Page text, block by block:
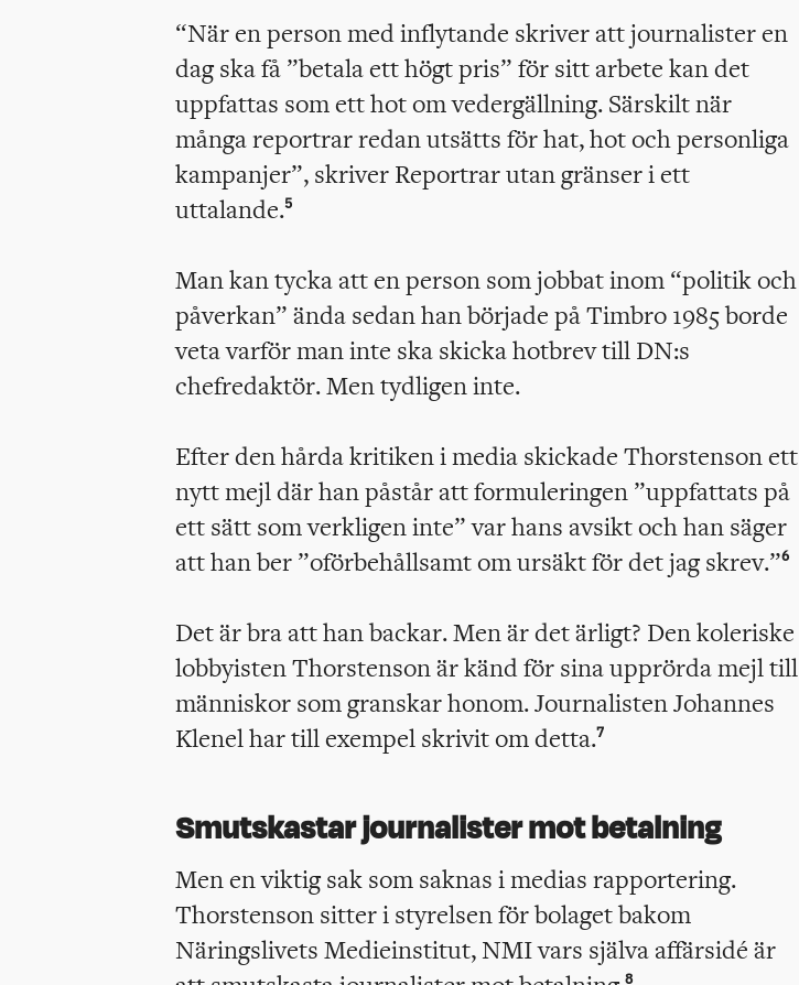
“När en person med inflytande skriver att journalister en
dag ska få ”betala ett högt pris” för sitt arbete kan det
uppfattas som ett hot om vedergällning. Särskilt när
många reportrar redan utsätts för hat, hot och personliga
kampanjer”, skriver Reportrar utan gränser i ett
uttalande.5
Man kan tycka att en person som jobbat inom “politik och
påverkan” ända sedan han började på Timbro 1985 borde
veta varför man inte ska skicka hotbrev till DN:s
chefredaktör. Men tydligen inte.
Efter den hårda kritiken i media skickade Thorstenson ett
nytt mejl där han påstår att formuleringen ”uppfattats på
ett sätt som verkligen inte” var hans avsikt och han säger
att han ber ”oförbehållsamt om ursäkt för det jag skrev.”6
Det är bra att han backar. Men är det ärligt? Den koleriske
lobbyisten Thorstenson är känd för sina upprörda mejl till
människor som granskar honom. Journalisten Johannes
Klenel har till exempel skrivit om detta.7
Smutskastar journalister mot betalning
Men en viktig sak som saknas i medias rapportering.
Thorstenson sitter i styrelsen för bolaget bakom
Näringslivets Medieinstitut, NMI vars själva affärsidé är
8